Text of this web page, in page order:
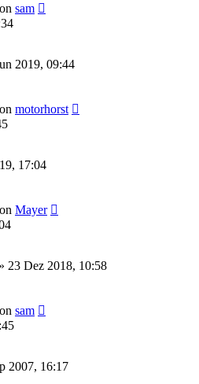
sam
2019, 09:44
motorhorst
17:04
Mayer
» 23 Dez 2018, 10:58
sam
2007, 16:17